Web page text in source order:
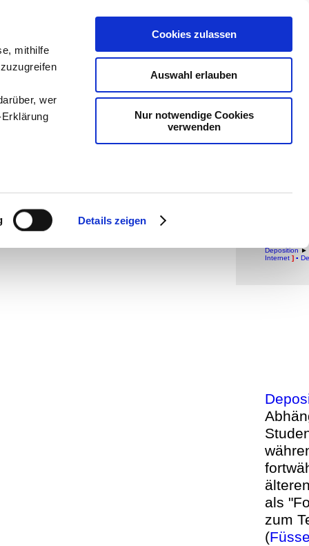
mithilfe
wer
Details zeigen
Cookies zulassen
Auswahl erlauben
Nur notwendige Cookies
verwenden
Politik-
man auf
teachSam
Deposition ►
Internet ] ▪
als
zum
(